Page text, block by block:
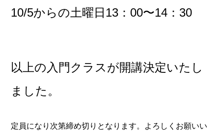
10/5からの土曜日13：00〜14：30
以上の入門クラスが開講決定いたし
ました。
定員になり次第締め切りとなります。よろしくお願いい